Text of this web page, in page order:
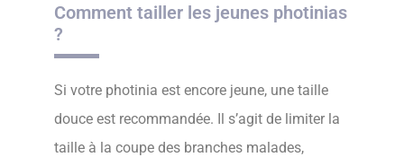
Comment tailler les jeunes photinias
?
Si votre photinia est encore jeune, une taille
douce est recommandée. Il s’agit de limiter la
taille à la coupe des branches malades,